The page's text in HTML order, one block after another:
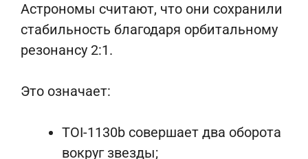
Астрономы считают, что они сохранили
стабильность благодаря орбитальному
резонансу 2:1.
Это означает:
TOI-1130b совершает два оборота
вокруг звезды;